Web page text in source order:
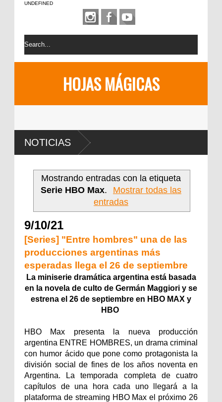
UNDEFINED
HOJAS MÁGICAS
NOTICIAS
Mostrando entradas con la etiqueta
Serie HBO Max.
Mostrar todas las
entradas
9/10/21
[Series] "Entre hombres" una de las
producciones argentinas más
esperadas llega el 26 de septiembre
La miniserie dramática argentina está basada
en la novela de culto de Germán Maggiori y se
estrena el 26 de septiembre en HBO MAX y
HBO
HBO Max presenta la nueva producción
argentina ENTRE HOMBRES, un drama criminal
con humor ácido que pone como protagonista la
división social de fines de los años noventa en
Argentina. La temporada completa de cuatro
capítulos de una hora cada uno llegará a la
plataforma de streaming HBO Max el próximo 26